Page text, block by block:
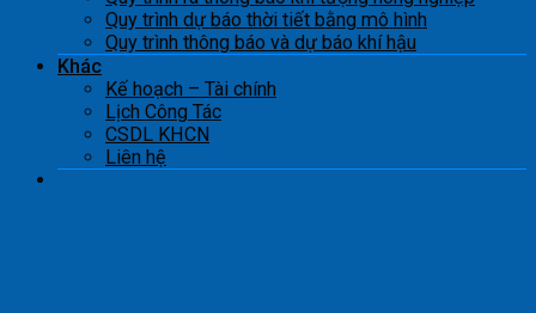
Quy trình dự báo thời tiết bằng mô hình
Quy trình thông báo và dự báo khí hậu
Khác
Kế hoạch – Tài chính
Lịch Công Tác
CSDL KHCN
Liên hệ